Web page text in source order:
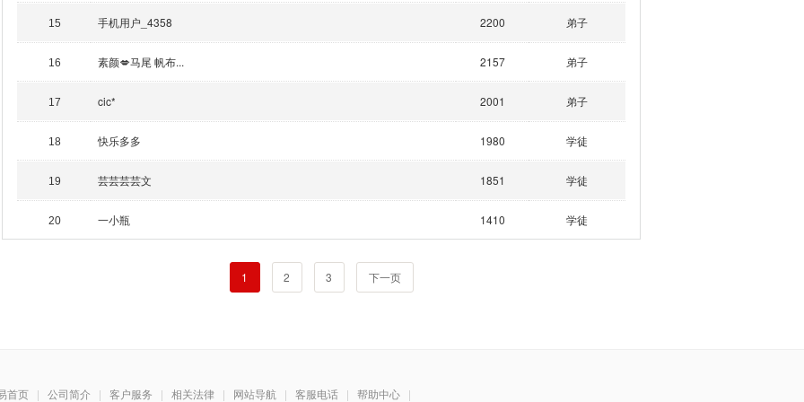
15 手机用户_4358 2200 弟子
16 素颜💋马尾 帆布... 2157 弟子
17 cic* 2001 弟子
18 快乐多多 1980 学徒
19 芸芸芸芸文 1851 学徒
20 一小瓶 1410 学徒
1 2 3 下一页
首页 | 公司简介 | 客户服务 | 相关法律 | 网站导航 | 客服电话 | 帮助中心 |